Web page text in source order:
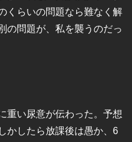
くらいの問題なら難なく解
の問題が、私を襲うのだっ
重い尿意が伝わった。予想
かしたら放課後は愚か、6